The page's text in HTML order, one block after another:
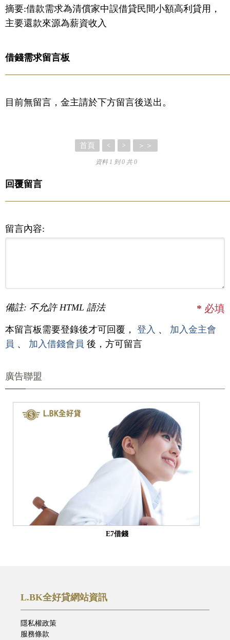
摘要:借款需求為清償家中誤借貸民間小額高利貸用，
主要還款來源為薪資收入
借錢需求留言板
目前無留言，金主請於下方留言後送出。
首頁 < > ＞＞
資料 1 到 0 共 0
回覆留言
留言內容:
備註: 不允許 HTML 語法 * 必填
本留言板需要登錄後才可回覆， 登入 、 加入金主會
員 、 加入借錢會員 後，方可留言
廣告聯盟
E7借錢
L.BK全好貸網站資訊
隱私權政策
服務條款